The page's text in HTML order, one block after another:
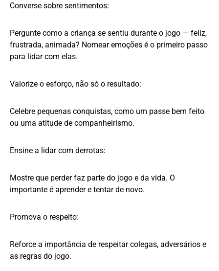
Converse sobre sentimentos:
Pergunte como a criança se sentiu durante o jogo — feliz,
frustrada, animada? Nomear emoções é o primeiro passo
para lidar com elas.
Valorize o esforço, não só o resultado:
Celebre pequenas conquistas, como um passe bem feito
ou uma atitude de companheirismo.
Ensine a lidar com derrotas:
Mostre que perder faz parte do jogo e da vida. O
importante é aprender e tentar de novo.
Promova o respeito:
Reforce a importância de respeitar colegas, adversários e
as regras do jogo.